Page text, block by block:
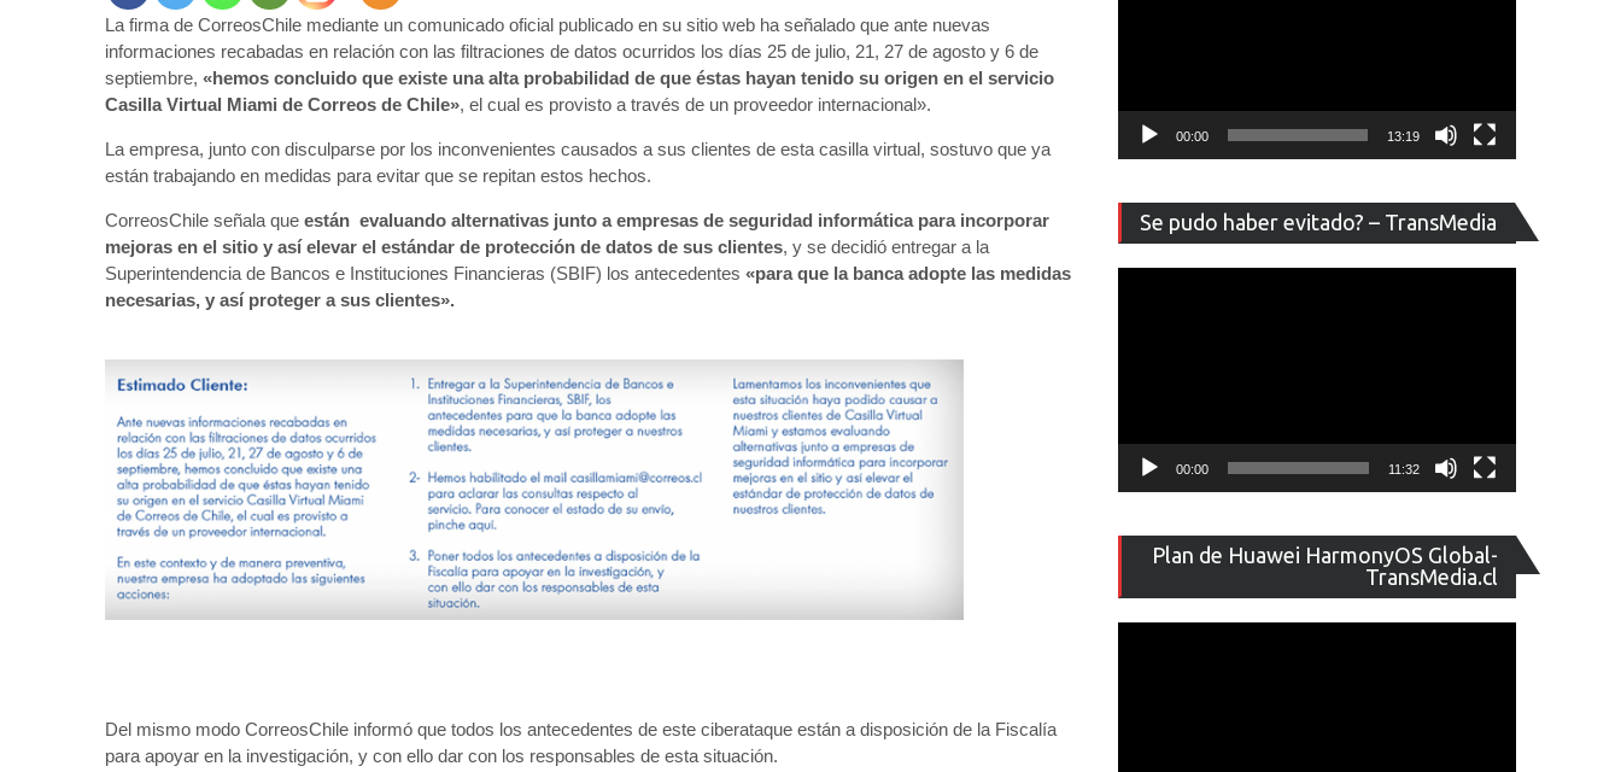
ciberataques
y
habilita
ayuda
La firma de CorreosChile mediante un comunicado oficial publicado en su sitio web ha señalado que ante nuevas
informaciones recabadas en relación con las filtraciones de datos ocurridos los días 25 de julio, 21, 27 de agosto y 6 de
septiembre, «hemos concluido que existe una alta probabilidad de que éstas hayan tenido su origen en el servicio
Casilla Virtual Miami de Correos de Chile», el cual es provisto a través de un proveedor internacional».
La empresa, junto con disculparse por los inconvenientes causados a sus clientes de esta casilla virtual, sostuvo que ya
están trabajando en medidas para evitar que se repitan estos hechos.
CorreosChile señala que están evaluando alternativas junto a empresas de seguridad informática para incorporar
mejoras en el sitio y así elevar el estándar de protección de datos de sus clientes, y se decidió entregar a la
Superintendencia de Bancos e Instituciones Financieras (SBIF) los antecedentes «para que la banca adopte las medidas
necesarias, y así proteger a sus clientes».
Del mismo modo CorreosChile informó que todos los antecedentes de este ciberataque están a disposición de la Fiscalía
para apoyar en la investigación, y con ello dar con los responsables de esta situación.
00:00 13:19
Se pudo haber evitado? – TransMedia
de
vídeo
00:00 11:32
Plan de Huawei HarmonyOS Global-
TransMedia.cl
de
vídeo